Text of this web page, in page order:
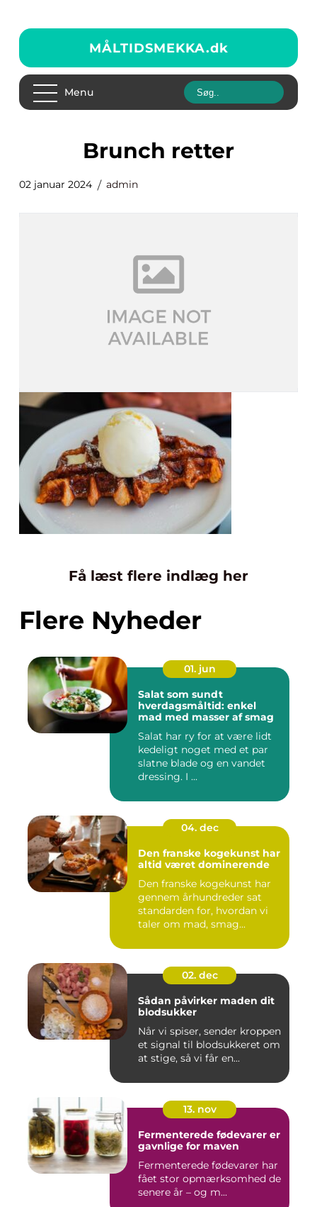
MÅLTIDSMEKKA.dk
Menu
brunch retter
02 januar 2024 admin
Få læst flere indlæg her
Flere Nyheder
01. jun
Salat som sundt
hverdagsmåltid: enkel
mad med masser af smag
Salat har ry for at være lidt
kedeligt noget med et par
slatne blade og en vandet
dressing. I ...
04. dec
Den franske kogekunst har
altid været dominerende
Den franske kogekunst har
gennem århundreder sat
standarden for, hvordan vi
taler om mad, smag...
02. dec
Sådan påvirker maden dit
blodsukker
Når vi spiser, sender kroppen
et signal til blodsukkeret om
at stige, så vi får en...
13. nov
Fermenterede fødevarer er
gavnlige for maven
Fermenterede fødevarer har
fået stor opmærksomhed de
senere år – og m...